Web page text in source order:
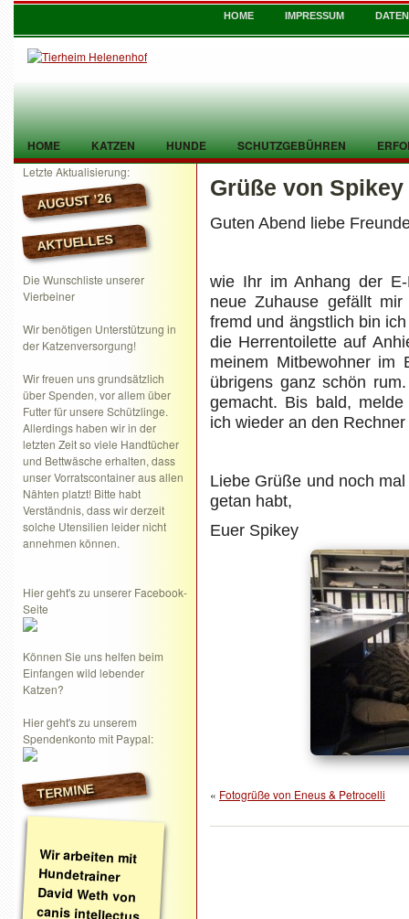
HOME IMPRESSUM
HOME KATZEN HUNDE SCHUTZGEBÜHREN
TIER GEFUNDEN KONTAKT
Letzte Aktualisierung:
AUGUST ’26
AKTUELLES
Die Wunschliste unserer
Vierbeiner
Wir benötigen Unterstützung in
der Katzenversorgung!
Wir freuen uns grundsätzlich
über Spenden, vor allem über
Futter für unsere Schützlinge.
Allerdings haben wir in der
letzten Zeit so viele Handtücher
und Bettwäsche erhalten, dass
unser Vorratscontainer aus allen
Nähten platzt! Bitte habt
Verständnis, dass wir derzeit
solche Utensilien leider nicht
annehmen können.
Hier geht's zu unserer Facebook-
Seite
Können Sie uns helfen beim
Einfangen wild lebender
Katzen?
Hier geht's zu unserem
Spendenkonto mit Paypal:
TERMINE
Wir arbeiten mit
Hundetrainer
David Weth von
canis intellectus
Grüße von Spikey
Guten Abend liebe
wie Ihr im Anhang der
neue Zuhause gefällt
fremd und ängstlich bin
die Herrentoilette auf
meinem Mitbewohner im
übrigens ganz schön
gemacht. Bis bald,
ich wieder an den
Liebe Grüße und noch
getan habt,
Euer Spikey
« Fotogrüße von Eneus & Petrocelli